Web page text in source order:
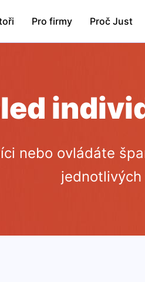
Pro firmy Proč Just
nebo ovládáte